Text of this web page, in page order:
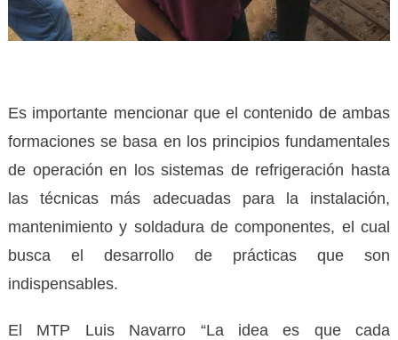
Es importante mencionar que el contenido de ambas
formaciones se basa en los principios fundamentales
de operación en los sistemas de refrigeración hasta
las técnicas más adecuadas para la instalación,
mantenimiento y soldadura de componentes, el cual
busca el desarrollo de prácticas que son
indispensables.
El MTP Luis Navarro “La idea es que cada